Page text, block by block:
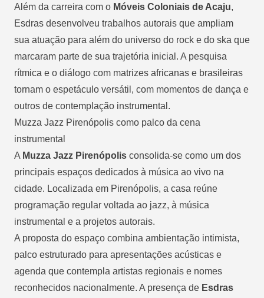
Além da carreira com o Móveis Coloniais de Acaju,
Esdras desenvolveu trabalhos autorais que ampliam
sua atuação para além do universo do rock e do ska que
marcaram parte de sua trajetória inicial. A pesquisa
rítmica e o diálogo com matrizes africanas e brasileiras
tornam o espetáculo versátil, com momentos de dança e
outros de contemplação instrumental.
Muzza Jazz Pirenópolis como palco da cena
instrumental
A Muzza Jazz Pirenópolis consolida-se como um dos
principais espaços dedicados à música ao vivo na
cidade. Localizada em Pirenópolis, a casa reúne
programação regular voltada ao jazz, à música
instrumental e a projetos autorais.
A proposta do espaço combina ambientação intimista,
palco estruturado para apresentações acústicas e
agenda que contempla artistas regionais e nomes
reconhecidos nacionalmente. A presença de Esdras